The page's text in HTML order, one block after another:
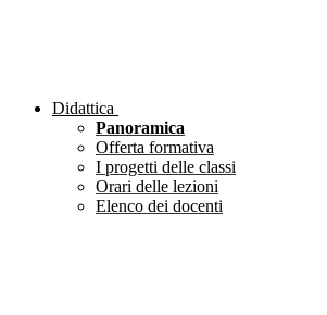
Didattica
Panoramica
Offerta formativa
I progetti delle classi
Orari delle lezioni
Elenco dei docenti